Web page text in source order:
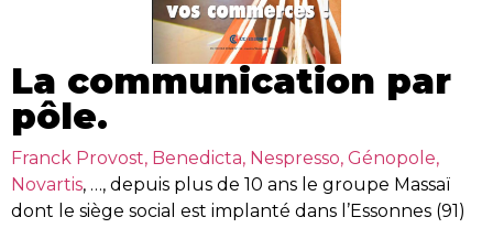
La communication par
pôle.
Franck Provost, Benedicta, Nespresso, Génopole,
Novartis, …, depuis plus de 10 ans le groupe Massaï
dont le siège social est implanté dans l’Essonnes (91)